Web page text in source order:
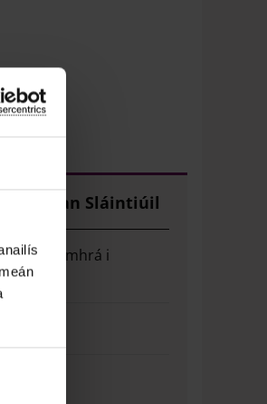
Garman Sláintiúil
ag comhrá i